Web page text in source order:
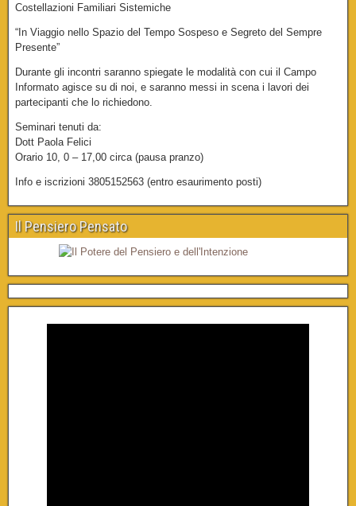
Costellazioni Familiari Sistemiche
“In Viaggio nello Spazio del Tempo Sospeso e Segreto del Sempre
Presente”
Durante gli incontri saranno spiegate le modalità con cui il Campo
Informato agisce su di noi, e saranno messi in scena i lavori dei
partecipanti che lo richiedono.
Seminari tenuti da:
Dott Paola Felici
Orario 10, 0 – 17,00 circa (pausa pranzo)
Info e iscrizioni 3805152563 (entro esaurimento posti)
Il Pensiero Pensato